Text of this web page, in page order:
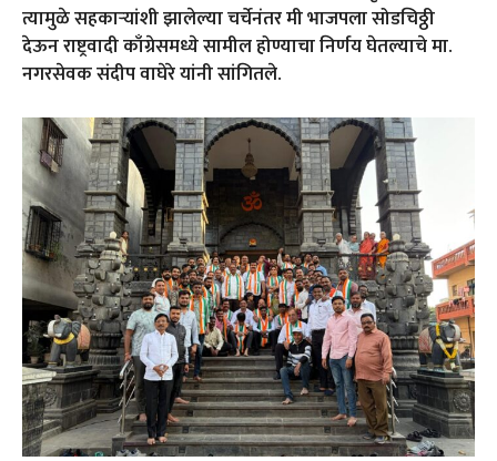
त्यामुळे सहकाऱ्यांशी झालेल्या चर्चेनंतर मी भाजपला सोडचिठ्ठी
देऊन राष्ट्रवादी काँग्रेसमध्ये सामील होण्याचा निर्णय घेतल्याचे मा.
नगरसेवक संदीप वाघेरे यांनी सांगितले.